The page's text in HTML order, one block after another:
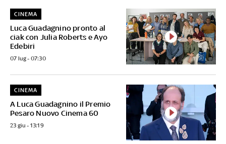
Luca Guadagnino pronto al
ciak con Julia Roberts e Ayo
Edebiri
CINEMA
07 lug - 07:30
A Luca Guadagnino il Premio
Pesaro Nuovo Cinema 60
CINEMA
23 giu - 13:19